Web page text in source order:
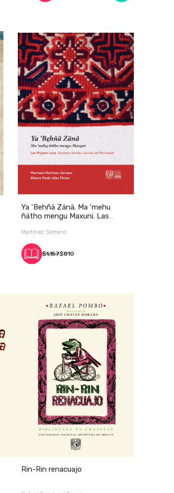
Ya ‘Behñä Zänä. Ma ‘mehu
ñätho mengu Maxuni. Las
Martínez Serrano
$1,157$810
Rin-Rin renacuajo